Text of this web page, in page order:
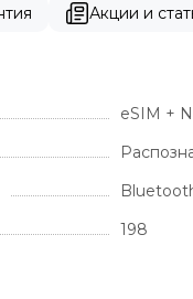
Акции и
eSIM +
198